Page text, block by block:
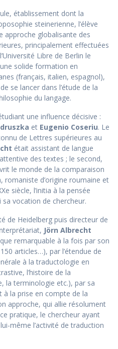
établissement dont la
steinerienne, l’élève
approche globalisante des
principalement effectuées
Libre de Berlin le
solide formation en
(français, italien, espagnol),
se lancer dans l’étude de la
du langage.
une influence décisive :
et Eugenio Coseriu. Le
de Lettres supérieures au
était assistant de langue
des textes ; le second,
le monde de la comparaison
romaniste d’origine roumaine et
siècle, l’initia à la pensée
vocation de chercheur.
de Heidelberg puis directeur de
Jörn Albrecht
remarquable à la fois par son
articles…), par l’étendue de
à la traductologie en
l’histoire de la
la terminologie etc.), par sa
la prise en compte de la
approche, qui allie résolument
pratique, le chercheur ayant
même l’activité de traduction